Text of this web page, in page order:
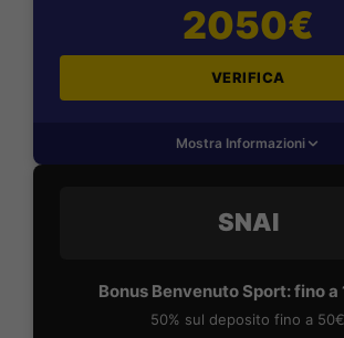
2050€
VERIFICA
Mostra Informazioni
SNAI
Bonus Benvenuto Sport: fino a
50% sul deposito fino a 50€